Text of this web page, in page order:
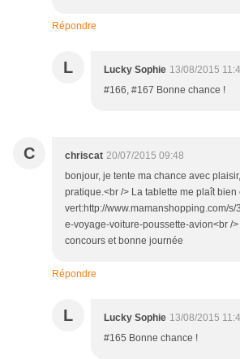
Répondre
L Lucky Sophie 13/08/2015
#166, #167 Bonne chance !
C chriscat 20/07/2015 09:48
bonjour, je tente ma chance avec
pratique.<br /> La tablette me plaît bien
vert:http://www.mamanshopping.com/
e-voyage-voiture-poussette-avion<br /
concours et bonne journée
Répondre
L Lucky Sophie 13/08/2015
#165 Bonne chance !